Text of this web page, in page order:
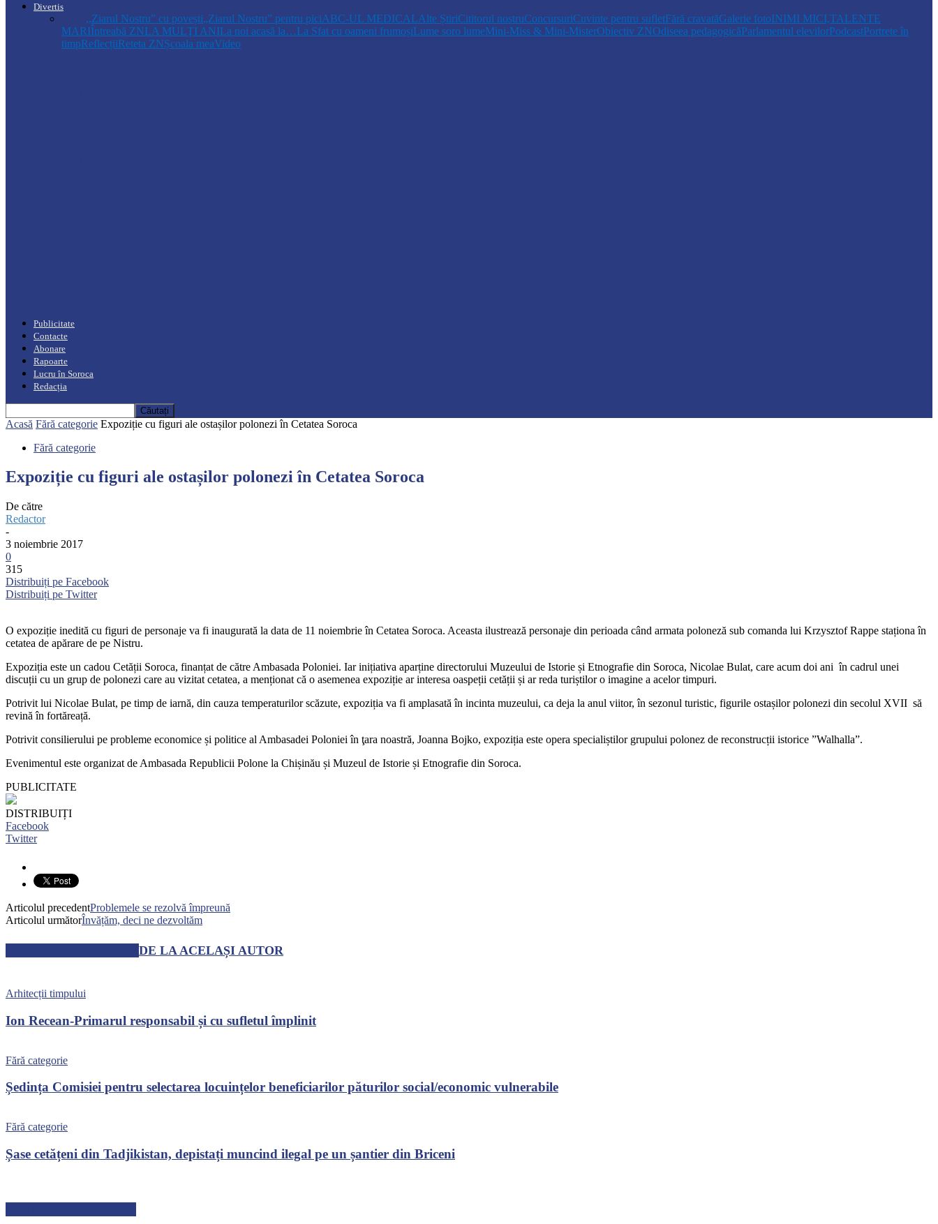
Divertis
,,Ziarul Nostru” cu povești„Ziarul Nostru” pentru piciABC-UL MEDICALAlte ȘtiriCititorul nostruConcursuriCuvinte pentru sufletFără cravatăGalerie fotoINIMI MICI,TALENTE
MARIÎntreabă ZNLA MULŢI ANILa noi acasă la…La Sfat cu oameni frumoșiLume soro lumeMini-Miss & Mini-MisterObiectiv ZNOdiseea pedagogicăParlamentul elevilorPodcastPortrete în
timpReflecțiiReteta ZNȘcoala meaVideo
Publicitate
Contacte
Abonare
Rapoarte
Lucru în Soroca
Redacția
Acasă Fără categorie Expoziție cu figuri ale ostașilor polonezi în Cetatea Soroca
Fără categorie
Expoziție cu figuri ale ostașilor polonezi în Cetatea Soroca
De către
Redactor
-
3 noiembrie 2017
0
315
Distribuiți pe Facebook
Distribuiți pe Twitter
O expoziție inedită cu figuri de personaje va fi inaugurată la data de 11 noiembrie în Cetatea Soroca. Aceasta ilustrează personaje din perioada când armata poloneză sub comanda lui Krzysztof Rappe staționa în
cetatea de apărare de pe Nistru.
Expoziția este un cadou Cetății Soroca, finanțat de către Ambasada Poloniei. Iar inițiativa aparține directorului Muzeului de Istorie și Etnografie din Soroca, Nicolae Bulat, care acum doi ani în cadrul unei
discuții cu un grup de polonezi care au vizitat cetatea, a menționat că o asemenea expoziție ar interesa oaspeții cetății și ar reda turiștilor o imagine a acelor timpuri.
Potrivit lui Nicolae Bulat, pe timp de iarnă, din cauza temperaturilor scăzute, expoziția va fi amplasată în incinta muzeului, ca deja la anul viitor, în sezonul turistic, figurile ostașilor polonezi din secolul XVII să
revină în fortăreață.
Potrivit consilierului pe probleme economice și politice al Ambasadei Poloniei în ţara noastră, Joanna Bojko, expoziția este opera specialiștilor grupului polonez de reconstrucții istorice ”Walhalla”.
Evenimentul este organizat de Ambasada Republicii Polone la Chișinău și Muzeul de Istorie și Etnografie din Soroca.
PUBLICITATE
DISTRIBUIȚI
Facebook
Twitter
Articolul precedentProblemele se rezolvă împreună
Articolul următorÎnvățăm, deci ne dezvoltăm
DE LA ACELAȘI AUTOR
Arhitecții timpului
Ion Recean-Primarul responsabil și cu sufletul împlinit
Fără categorie
Ședința Comisiei pentru selectarea locuințelor beneficiarilor păturilor social/economic vulnerabile
Fără categorie
Șase cetățeni din Tadjikistan, depistați muncind ilegal pe un șantier din Briceni